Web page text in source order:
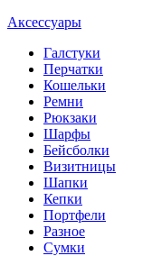
Аксессуары
Галстуки
Перчатки
Кошельки
Ремни
Рюкзаки
Шарфы
Бейсболки
Визитницы
Шапки
Кепки
Портфели
Разное
Сумки